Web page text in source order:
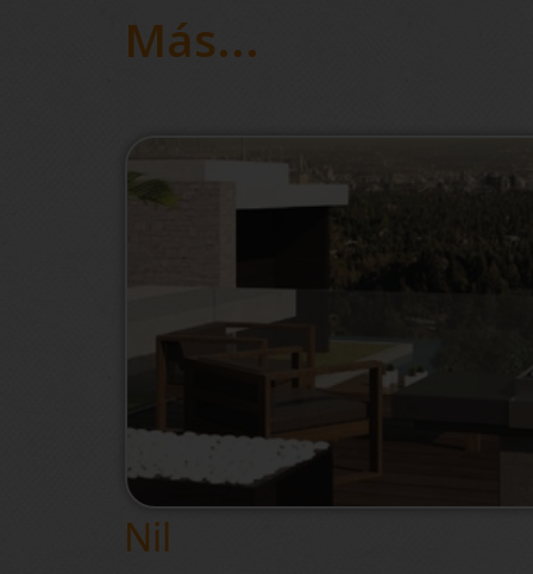
Más...
Nil